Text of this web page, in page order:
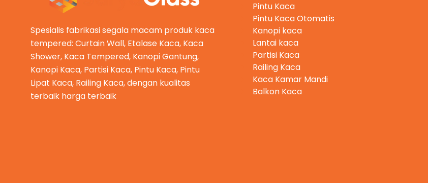
Spesialis fabrikasi segala macam produk kaca
tempered: Curtain Wall, Etalase Kaca, Kaca
Shower, Kaca Tempered, Kanopi Gantung,
Kanopi Kaca, Partisi Kaca, Pintu Kaca, Pintu
Lipat Kaca, Railing Kaca, dengan kualitas
terbaik harga terbaik
Pintu Kaca
Pintu Kaca Otomatis
Kanopi kaca
Lantai kaca
Partisi Kaca
Railing Kaca
Kaca Kamar Mandi
Balkon Kaca